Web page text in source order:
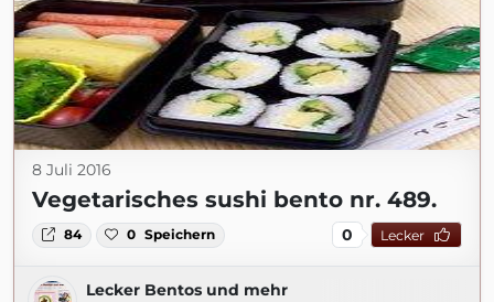
8 Juli 2016
Vegetarisches sushi bento nr. 489.
84 0 Speichern 0 Lecker
Lecker Bentos und mehr